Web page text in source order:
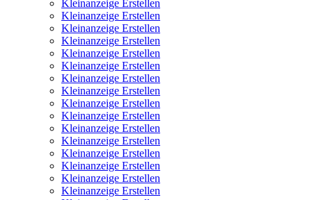
Kleinanzeige Erstellen
Kleinanzeige Erstellen
Kleinanzeige Erstellen
Kleinanzeige Erstellen
Kleinanzeige Erstellen
Kleinanzeige Erstellen
Kleinanzeige Erstellen
Kleinanzeige Erstellen
Kleinanzeige Erstellen
Kleinanzeige Erstellen
Kleinanzeige Erstellen
Kleinanzeige Erstellen
Kleinanzeige Erstellen
Kleinanzeige Erstellen
Kleinanzeige Erstellen
Kleinanzeige Erstellen